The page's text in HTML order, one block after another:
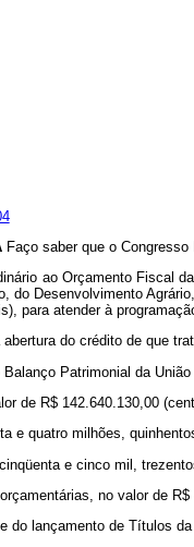
Faço saber que o
ao Orçamento Fiscal
do Desenvolvimento
para atender à
do crédito de que
Patrimonial da
de R$ 142.640.130,00
e quatro milhões,
e cinco mil,
no valor de
do lançamento de Títulos